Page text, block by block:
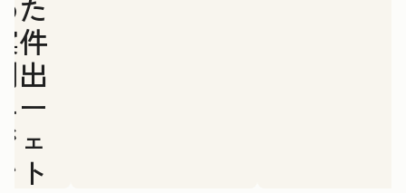
件
出
ー
ェ
ト